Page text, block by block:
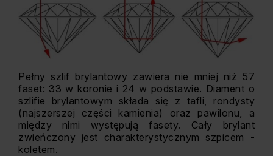
Pełny szlif brylantowy zawiera nie mniej niż 57
faset: 33 w koronie i 24 w podstawie. Diament o
szlifie brylantowym składa się z tafli, rondysty
(najszerszej części kamienia) oraz pawilonu, a
między nimi występują fasety. Cały brylant
zwieńczony jest charakterystycznym szpicem -
koletem.